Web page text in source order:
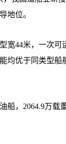
地位。
44米，一次可
均优于同类型船
，2064.9万载